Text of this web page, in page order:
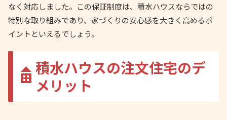
なく対応しました。この保証制度は、積水ハウスならではの
特別な取り組みであり、家づくりの安心感を大きく高めるポ
イントといえるでしょう。
積水ハウスの注文住宅のデ
メリット